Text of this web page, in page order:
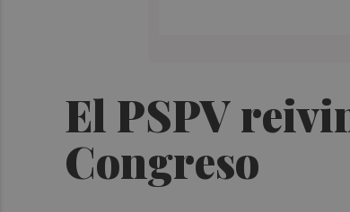
El PSPV
Congreso